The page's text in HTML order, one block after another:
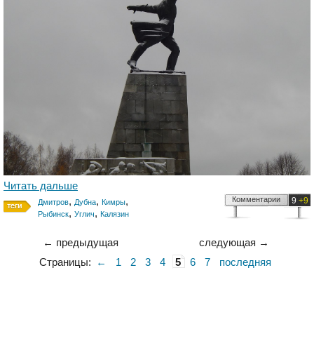
Читать дальше
Дмитров, Дубна, Кимры,
Рыбинск, Углич, Калязин
9 +9
Комментарии
← предыдущая
следующая →
Страницы:
← 1 2 3 4 5 6 7 последняя